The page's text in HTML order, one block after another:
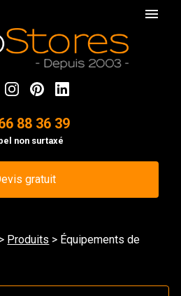
menu
88 36 39
non surtaxé
gratuit
> Produits > Équipements de